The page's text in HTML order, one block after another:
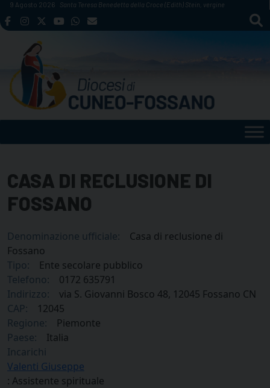
Skip
to
9 Agosto 2026 Santa Teresa Benedetta della Croce (Edith) Stein, vergine
CASA DI RECLUSIONE DI
FOSSANO
Denominazione ufficiale:
Casa di reclusione di
Fossano
Tipo:
Ente secolare pubblico
Telefono:
0172 635791
Indirizzo:
via S. Giovanni Bosco 48, 12045 Fossano CN
CAP:
12045
Regione:
Piemonte
Paese:
Italia
Incarichi
Valenti Giuseppe
: Assistente spirituale